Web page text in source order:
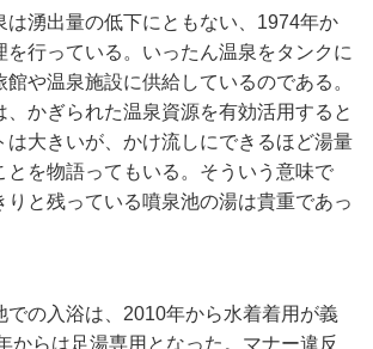
湧出量の低下にともない、1974年か
を行っている。いったん温泉をタンクに
や温泉施設に供給しているのである。
、かぎられた温泉資源を有効活用すると
は大きいが、かけ流しにできるほど湯量
とを物語ってもいる。そういう意味で
りと残っている噴泉池の湯は貴重であっ
の入浴は、2010年から水着着用が義
からは足湯専用となった。マナー違反